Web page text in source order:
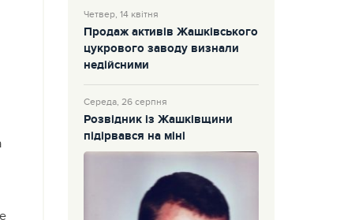
Четвер, 14 квітня
Продаж активів Жашківського
цукрового заводу визнали
недійсними
Середа, 26 серпня
Розвідник із Жашківщини
підірвався на міні